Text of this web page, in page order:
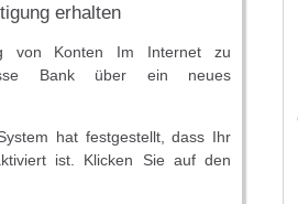
erhalten
von Konten Im Internet zu
Bank über ein neues
hat festgestellt, dass Ihr
ist. Klicken Sie auf den